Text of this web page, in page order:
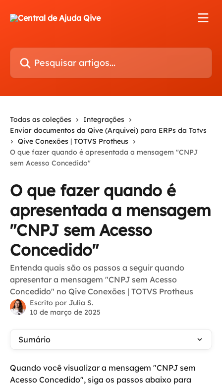
Pesquisar artigos...
Todas as coleções
Integrações
Enviar documentos da Qive (Arquivei) para ERPs da Totvs
Qive Conexões | TOTVS Protheus
O que fazer quando é apresentada a mensagem "CNPJ
sem Acesso Concedido"
O que fazer quando é
apresentada a mensagem
"CNPJ sem Acesso
Concedido"
Entenda quais são os passos a seguir quando
apresentar a mensagem "CNPJ sem Acesso
Concedido" no Qive Conexões | TOTVS Protheus
Escrito por Julia S.
10 de março de 2025
Sumário
Quando você visualizar a mensagem "CNPJ sem
Acesso Concedido", siga os passos abaixo para